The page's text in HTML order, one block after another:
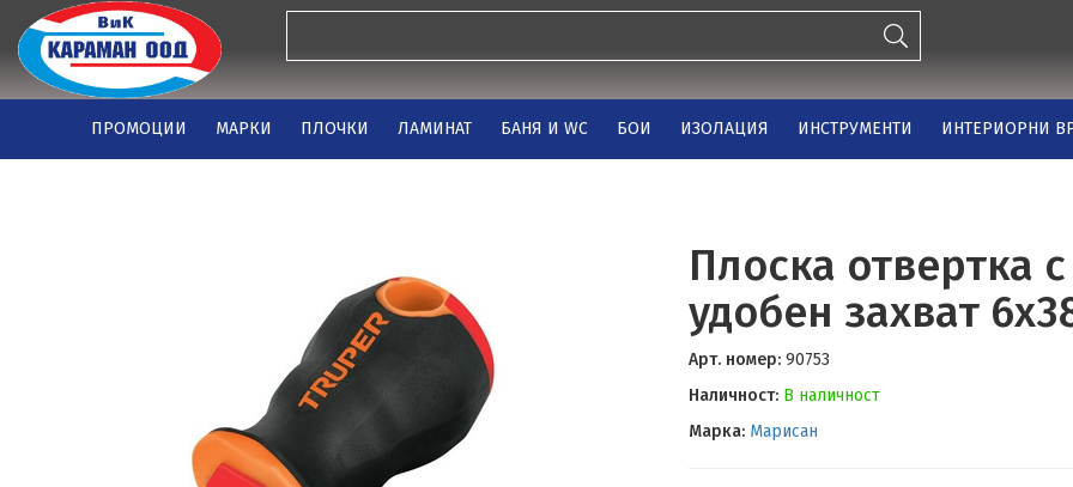
ПРОМОЦИИ МАРКИ ПЛОЧКИ ЛАМИНАТ БАНЯ И WC БОИ ИЗОЛАЦИЯ ИНСТРУМЕНТИ ИНТЕРИОРНИ
Плоска отвертка
удобен захват
Арт. номер: 90753
Наличност: В наличност
Марка: Марисан